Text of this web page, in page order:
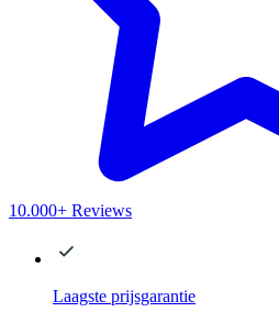
10.000+ Reviews
Laagste prijsgarantie